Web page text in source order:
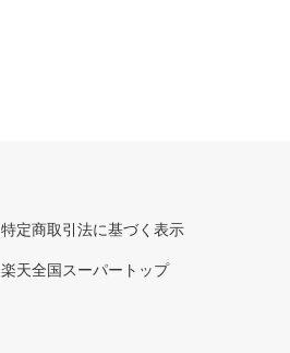
特定商取引法に基づく表示
楽天全国スーパートップ